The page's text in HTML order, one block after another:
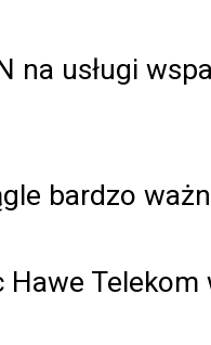
na usługi
bardzo